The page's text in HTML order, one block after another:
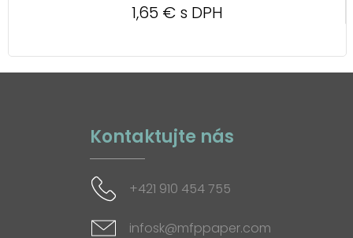
1,65 € s DPH
Kontaktujte nás
+421 910 454 755
infosk@mfppaper.com